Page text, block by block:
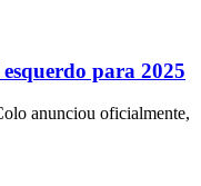
para 2025
anunciou oficialmente,